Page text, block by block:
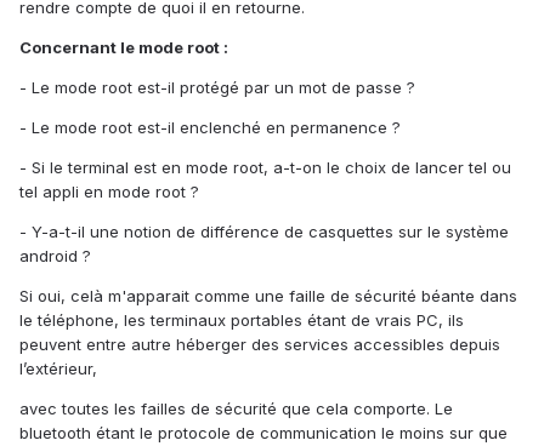
rendre compte de quoi il en retourne.
Concernant le mode root :
- Le mode root est-il protégé par un mot de passe ?
- Le mode root est-il enclenché en permanence ?
- Si le terminal est en mode root, a-t-on le choix de lancer tel ou
tel appli en mode root ?
- Y-a-t-il une notion de différence de casquettes sur le système
android ?
Si oui, celà m'apparait comme une faille de sécurité béante dans
le téléphone, les terminaux portables étant de vrais PC, ils
peuvent entre autre héberger des services accessibles depuis
l’extérieur,
avec toutes les failles de sécurité que cela comporte. Le
bluetooth étant le protocole de communication le moins sur que